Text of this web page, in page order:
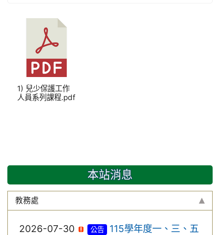
1) 兒少保護工作
人員系列課程.pdf
本站消息
教務處
2026-07-30 公告 115學年度一、三、五